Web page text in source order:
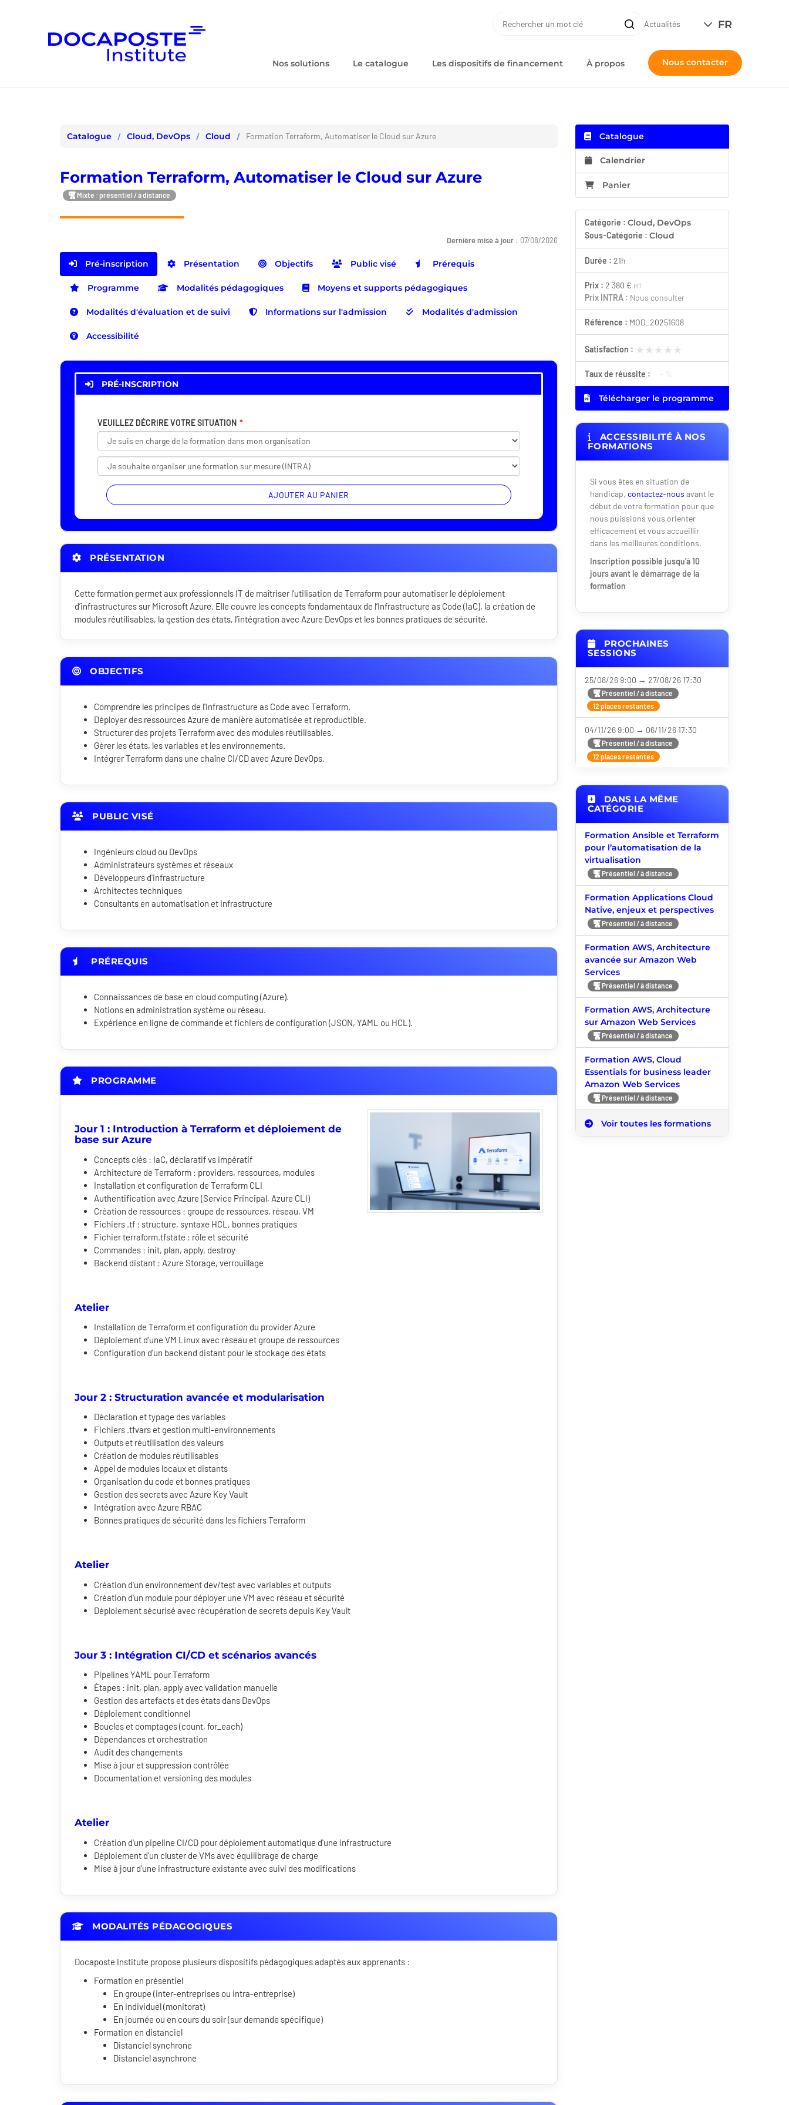
FR
RECHERCHE Recherche
Actualités
Nos solutions Le catalogue Les dispositifs de financement À propos Nous contacter
Catalogue Cloud, DevOps Cloud Formation Terraform, Automatiser le Cloud sur Azure
Formation Terraform, Automatiser le Cloud sur Azure
Mixte : présentiel / à distance
Dernière mise à jour : 07/08/2026
Pré-inscription Présentation Objectifs Public visé Prérequis
Programme Modalités pédagogiques Moyens et supports pédagogiques
Modalités d'évaluation et de suivi Informations sur l'admission Modalités d'admission
Accessibilité
PRÉ-INSCRIPTION
VEUILLEZ DÉCRIRE VOTRE SITUATION
AJOUTER AU PANIER
PRÉSENTATION
Cette formation permet aux professionnels IT de maîtriser l’utilisation de Terraform pour automatiser le déploiement
d’infrastructures sur Microsoft Azure. Elle couvre les concepts fondamentaux de l’Infrastructure as Code (IaC), la création de
modules réutilisables, la gestion des états, l’intégration avec Azure DevOps et les bonnes pratiques de sécurité.
OBJECTIFS
Comprendre les principes de l'Infrastructure as Code avec Terraform.
Déployer des ressources Azure de manière automatisée et reproductible.
Structurer des projets Terraform avec des modules réutilisables.
Gérer les états, les variables et les environnements.
Intégrer Terraform dans une chaîne CI/CD avec Azure DevOps.
PUBLIC VISÉ
Ingénieurs cloud ou DevOps
Administrateurs systèmes et réseaux
Développeurs d'infrastructure
Architectes techniques
Consultants en automatisation et infrastructure
PRÉREQUIS
Connaissances de base en cloud computing (Azure).
Notions en administration système ou réseau.
Expérience en ligne de commande et fichiers de configuration (JSON, YAML ou HCL).
PROGRAMME
Jour 1 : Introduction à Terraform et déploiement de
base sur Azure
Concepts clés : IaC, déclaratif vs impératif
Architecture de Terraform : providers, ressources, modules
Installation et configuration de Terraform CLI
Authentification avec Azure (Service Principal, Azure CLI)
Création de ressources : groupe de ressources, réseau, VM
Fichiers .tf : structure, syntaxe HCL, bonnes pratiques
Fichier terraform.tfstate : rôle et sécurité
Commandes : init, plan, apply, destroy
Backend distant : Azure Storage, verrouillage
Atelier
Installation de Terraform et configuration du provider Azure
Déploiement d'une VM Linux avec réseau et groupe de ressources
Configuration d'un backend distant pour le stockage des états
Jour 2 : Structuration avancée et modularisation
Déclaration et typage des variables
Fichiers .tfvars et gestion multi-environnements
Outputs et réutilisation des valeurs
Création de modules réutilisables
Appel de modules locaux et distants
Organisation du code et bonnes pratiques
Gestion des secrets avec Azure Key Vault
Intégration avec Azure RBAC
Bonnes pratiques de sécurité dans les fichiers Terraform
Atelier
Création d'un environnement dev/test avec variables et outputs
Création d'un module pour déployer une VM avec réseau et sécurité
Déploiement sécurisé avec récupération de secrets depuis Key Vault
Jour 3 : Intégration CI/CD et scénarios avancés
Pipelines YAML pour Terraform
Étapes : init, plan, apply avec validation manuelle
Gestion des artefacts et des états dans DevOps
Déploiement conditionnel
Boucles et comptages (count, for_each)
Dépendances et orchestration
Audit des changements
Mise à jour et suppression contrôlée
Documentation et versioning des modules
Atelier
Création d'un pipeline CI/CD pour déploiement automatique d'une infrastructure
Déploiement d'un cluster de VMs avec équilibrage de charge
Mise à jour d'une infrastructure existante avec suivi des modifications
MODALITÉS PÉDAGOGIQUES
Docaposte Institute propose plusieurs dispositifs pédagogiques adaptés aux apprenants :
Formation en présentiel
En groupe (inter-entreprises ou intra-entreprise)
En individuel (monitorat)
En journée ou en cours du soir (sur demande spécifique)
Formation en distanciel
Distanciel synchrone
Distanciel asynchrone
Catalogue
Calendrier
Panier
Catégorie : Cloud, DevOps
Sous-Catégorie : Cloud
Durée : 21h
Prix : 2 380 € HT
Prix INTRA : Nous consulter
Référence : MOD_20251608
Satisfaction : ★★★★★
★★★★★
Taux de réussite : - %
Télécharger le programme
ACCESSIBILITÉ À NOS
FORMATIONS
Si vous êtes en situation de
handicap, contactez-nous avant le
début de votre formation pour que
nous puissions vous orienter
efficacement et vous accueillir
dans les meilleures conditions.
Inscription possible jusqu'à 10
jours avant le démarrage de la
formation
PROCHAINES
SESSIONS
25/08/26 9:00 → 27/08/26 17:30
Présentiel / à distance
12 places restantes
04/11/26 9:00 → 06/11/26 17:30
Présentiel / à distance
12 places restantes
DANS LA MÊME
CATÉGORIE
Formation Ansible et Terraform
pour l’automatisation de la
virtualisation
Présentiel / à distance
Formation Applications Cloud
Native, enjeux et perspectives
Présentiel / à distance
Formation AWS, Architecture
avancée sur Amazon Web
Services
Présentiel / à distance
Formation AWS, Architecture
sur Amazon Web Services
Présentiel / à distance
Formation AWS, Cloud
Essentials for business leader
Amazon Web Services
Présentiel / à distance
Voir toutes les formations